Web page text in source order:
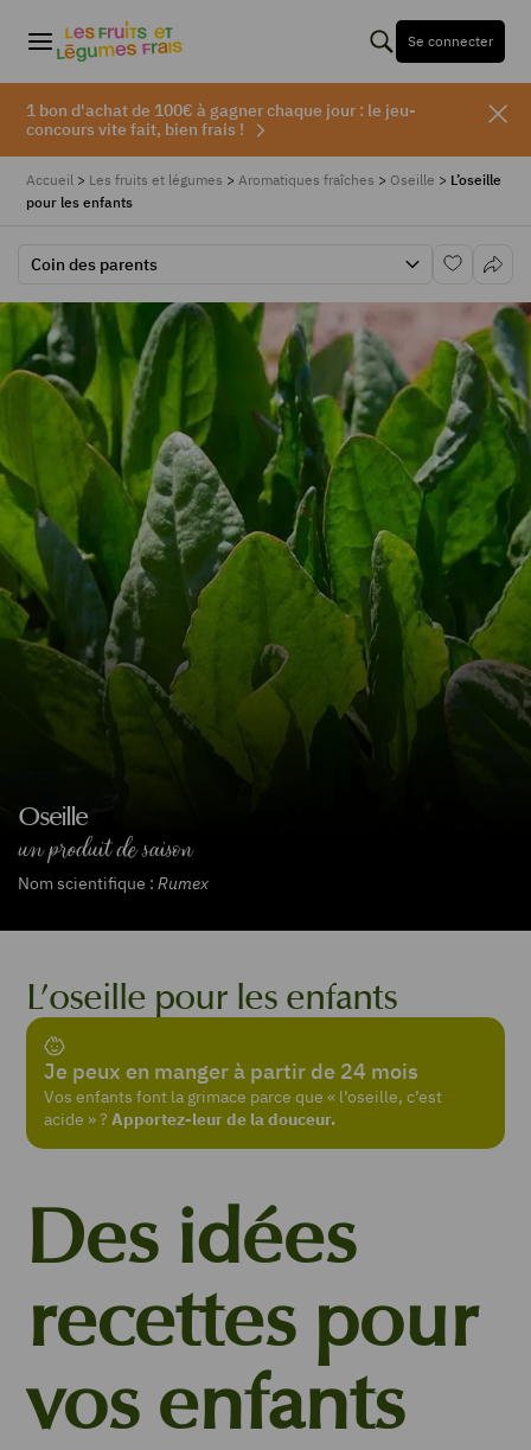
Se connecter
1 bon d'achat de 100€ à gagner chaque jour : le jeu-
concours vite fait, bien frais !
Accueil > Les fruits et légumes > Aromatiques fraîches > Oseille > L’oseille
pour les enfants
Coin des parents
Oseille
un produit de saison
Nom scientifique : Rumex
L’oseille pour les enfants
Je peux en manger à partir de 24 mois
Vos enfants font la grimace parce que « l’oseille, c’est
acide » ? Apportez-leur de la douceur.
Des idées
recettes pour
vos enfants